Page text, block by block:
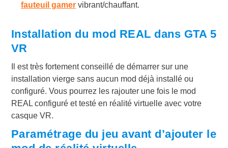
fauteuil gamer vibrant/chauffant.
Installation du mod REAL dans GTA 5
VR
Il est très fortement conseillé de démarrer sur une
installation vierge sans aucun mod déjà installé ou
configuré. Vous pourrez les rajouter une fois le mod
REAL configuré et testé en réalité virtuelle avec votre
casque VR.
Paramétrage du jeu avant d’ajouter le